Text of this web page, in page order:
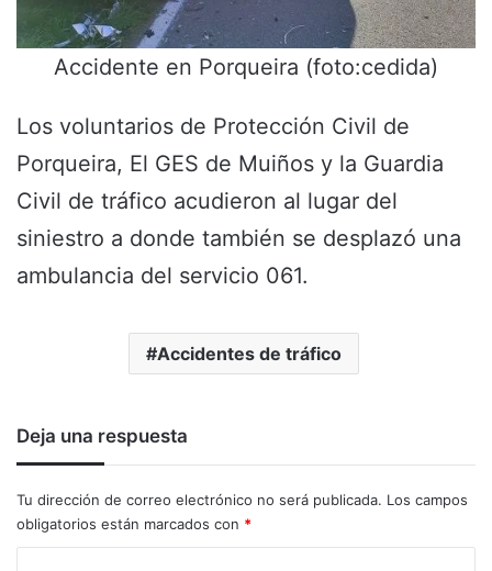
Accidente en Porqueira (foto:cedida)
Los voluntarios de Protección Civil de
Porqueira, El GES de Muiños y la Guardia
Civil de tráfico acudieron al lugar del
siniestro a donde también se desplazó una
ambulancia del servicio 061.
Accidentes de tráfico
Deja una respuesta
Tu dirección de correo electrónico no será publicada. Los campos
obligatorios están marcados con *